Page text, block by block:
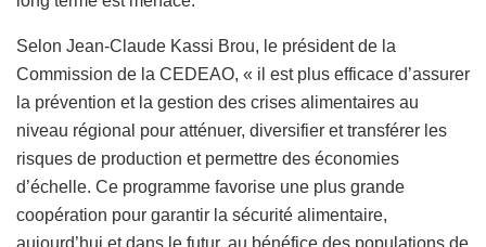
Selon Jean-Claude Kassi Brou, le président de la
Commission de la CEDEAO, « il est plus efficace d’assurer
la prévention et la gestion des crises alimentaires au
niveau régional pour atténuer, diversifier et transférer les
risques de production et permettre des économies
d’échelle. Ce programme favorise une plus grande
coopération pour garantir la sécurité alimentaire,
aujourd’hui et dans le futur, au bénéfice des populations de